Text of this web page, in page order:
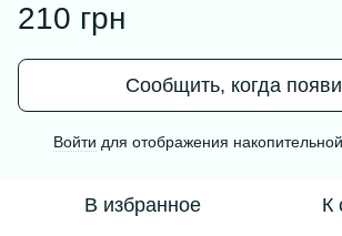
210 грн
Сообщить, когда
Войти для отображения
В избранное К